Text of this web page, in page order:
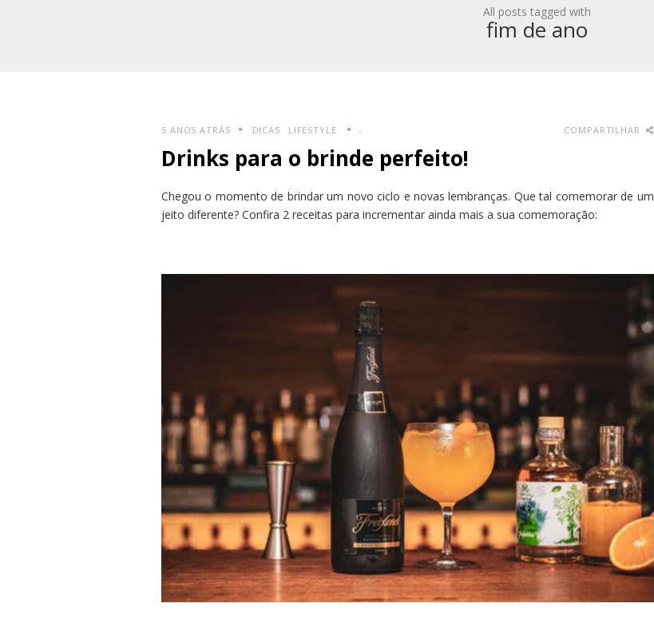
All posts tagged with
fim de ano
5 ANOS ATRÁS DICAS LIFESTYLE - COMPARTILHAR
Drinks para o brinde perfeito!
Chegou o momento de brindar um novo ciclo e novas lembranças. Que tal comemorar de um
jeito diferente? Confira 2 receitas para incrementar ainda mais a sua comemoração: